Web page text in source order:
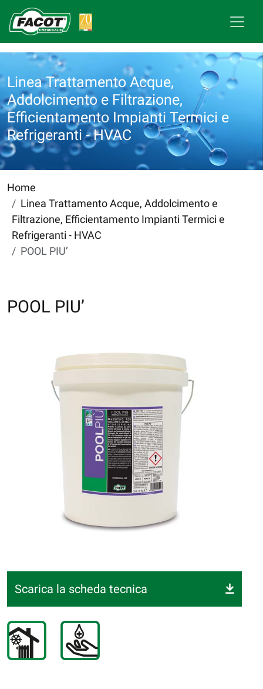
Linea Trattamento Acque,
Addolcimento e Filtrazione,
Efficientamento Impianti Termici e
Refrigeranti - HVAC
Home
Linea Trattamento Acque, Addolcimento e
Filtrazione, Efficientamento Impianti Termici e
Refrigeranti - HVAC
POOL PIU’
POOL PIU’
Scarica la scheda tecnica